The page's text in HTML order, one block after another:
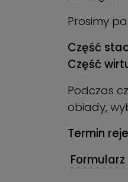
Prosimy
Część
Część
Podczas
obiady,
Termin